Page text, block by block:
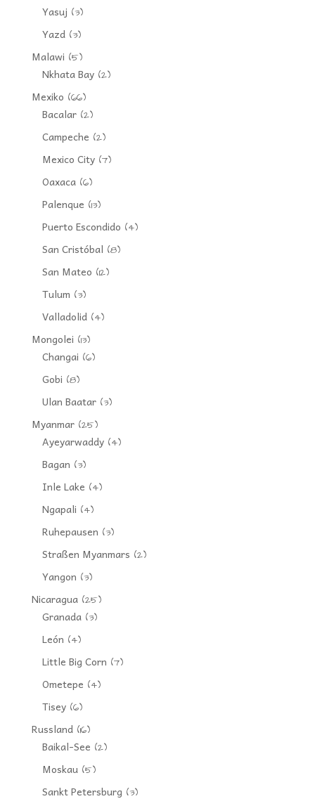
Yasuj (3)
Yazd(3)
Malawi (5)
Nkhata Bay(2)
Mexiko (66)
Bacalar(2)
Campeche (2)
Mexico City(7)
Oaxaca(6)
Palenque (13)
Puerto Escondido (4)
San Cristóbal (8)
San Mateo (12)
Tulum (3)
Valladolid(4)
Mongolei (13)
Changai (6)
Gobi (8)
Ulan Baatar(3)
Myanmar(25)
Ayeyarwaddy(4)
Bagan (3)
Inle Lake (4)
Ngapali (4)
Ruhepausen (3)
Straßen Myanmars (2)
Yangon (3)
Nicaragua(25)
Granada(3)
León (4)
Little Big Corn (7)
Ometepe (4)
Tisey(6)
Russland(16)
Baikal-See (2)
Moskau(5)
Sankt Petersburg (3)